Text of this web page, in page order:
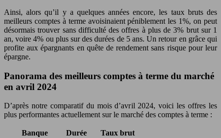
Ainsi, alors qu’il y a quelques années encore, les taux bruts des
meilleurs comptes à terme avoisinaient péniblement les 1%, on peut
désormais trouver sans difficulté des offres à plus de 3% brut sur 1
an, voire 4% ou plus sur des durées de 5 ans. Un retour en grâce qui
profite aux épargnants en quête de rendement sans risque pour leur
épargne.
Panorama des meilleurs comptes à terme du marché
en avril 2024
D’après notre comparatif du mois d’avril 2024, voici les offres les
plus performantes actuellement sur le marché des comptes à terme :
Banque Durée
Taux brut